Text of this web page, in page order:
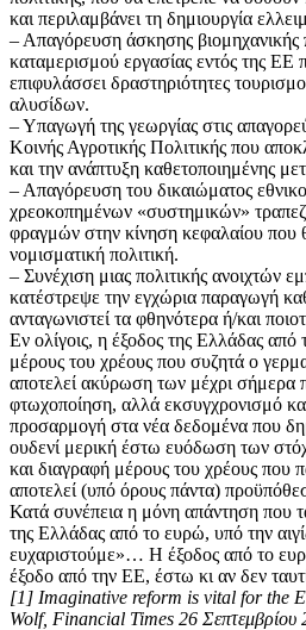
και περιλαμβάνει τη δημιουργία
– Απαγόρευση άσκησης βιομηχανικής
καταμερισμού εργασίας εντός της ΕΕ
επιφυλάσσει δραστηριότητες
αλυσίδων.
– Υπαγωγή της γεωργίας στις
Κοινής Αγροτικής Πολιτικής που
και την ανάπτυξη καθετοποιημένης
– Απαγόρευση του δικαιώματος
χρεοκοπημένων «συστημικών»
φραγμών στην κίνηση κεφαλαίου που
νομισματική πολιτική.
– Συνέχιση μιας πολιτικής ανοιχτών
κατέστρεψε την εγχώρια παραγωγή
ανταγωνιστεί τα φθηνότερα ή/και
Εν ολίγοις, η έξοδος της Ελλάδας
μέρους του χρέους που συζητά ο
αποτελεί ακύρωση των μέχρι σήμερα
φτωχοποίηση, αλλά εκσυγχρονισμό
προσαρμογή στα νέα δεδομένα που
ουδενί μερική έστω ευόδωση των
και διαγραφή μέρους του χρέους που
αποτελεί (υπό όρους πάντα)
Κατά συνέπεια η μόνη απάντηση που
της Ελλάδας από το ευρώ, υπό την
ευχαριστούμε»… Η έξοδος από το
έξοδο από την ΕΕ, έστω κι αν δεν
[1] Imaginative reform is vital for the
Wolf, Financial Times 26 Σεπτεμβρίου